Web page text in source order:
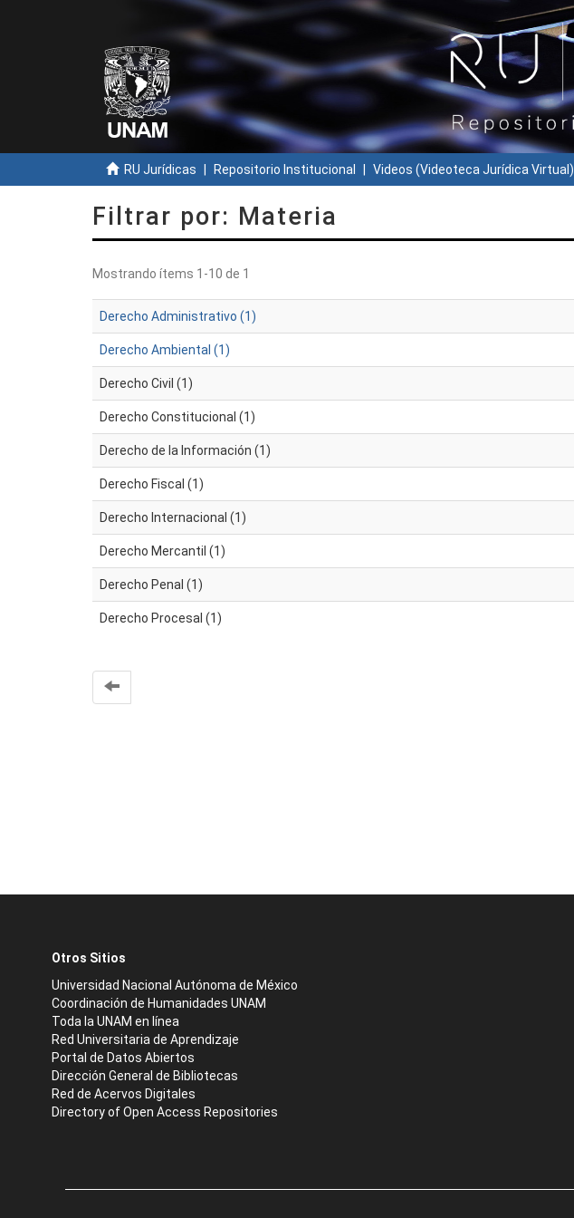
RU Jurídicas Repositorio Institucional Videos (Videoteca Jurídica Virtual)
Filtrar por: Materia
Mostrando ítems 1-10 de 1
Derecho Administrativo (1)
Derecho Ambiental (1)
Derecho Civil (1)
Derecho Constitucional (1)
Derecho de la Información (1)
Derecho Fiscal (1)
Derecho Internacional (1)
Derecho Mercantil (1)
Derecho Penal (1)
Derecho Procesal (1)
Otros Sitios
Universidad Nacional Autónoma de México
Coordinación de Humanidades UNAM
Toda la UNAM en línea
Red Universitaria de Aprendizaje
Portal de Datos Abiertos
Dirección General de Bibliotecas
Red de Acervos Digitales
Directory of Open Access Repositories